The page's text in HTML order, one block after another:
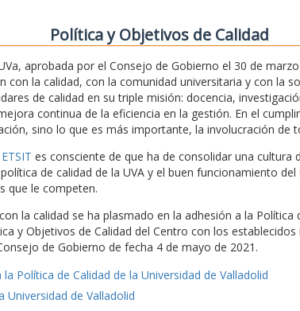
Polí­tica y Objetivos de Calidad
aprobada por el Consejo de Gobierno el 30 de
con la calidad, con la comunidad universitaria y con la
de calidad en su triple misión: docencia,
continua de la eficiencia en la gestión. En el
sino lo que es más importante, la involucración de
es consciente de que ha de consolidar una cultura
de calidad de la UVA y el buen funcionamiento
que le competen.
la calidad se ha plasmado en la adhesión a la Política
y Objetivos de Calidad del Centro con los
de Gobierno de fecha 4 de mayo de 2021.
Política de Calidad de la Universidad de Valladolid
Universidad de Valladolid